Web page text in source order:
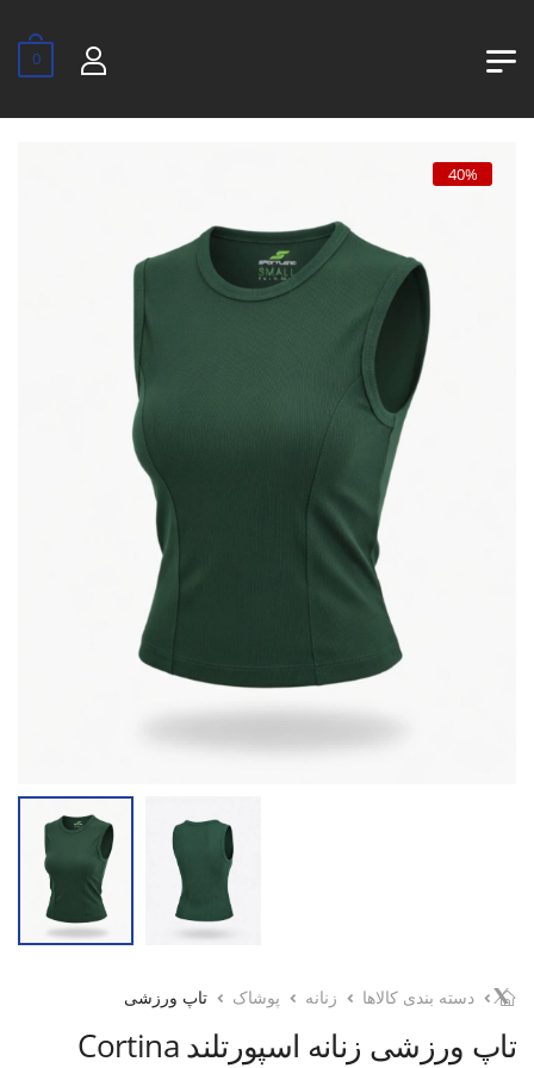
0
40%
دسته بندی کالاها زنانه پوشاک تاپ ورزشی
تاپ ورزشی زنانه اسپورتلند Cortina